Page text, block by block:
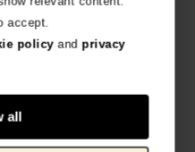
accept.
policyand privacy
all
letters
IDIOMA: INGLÉS
€18,30